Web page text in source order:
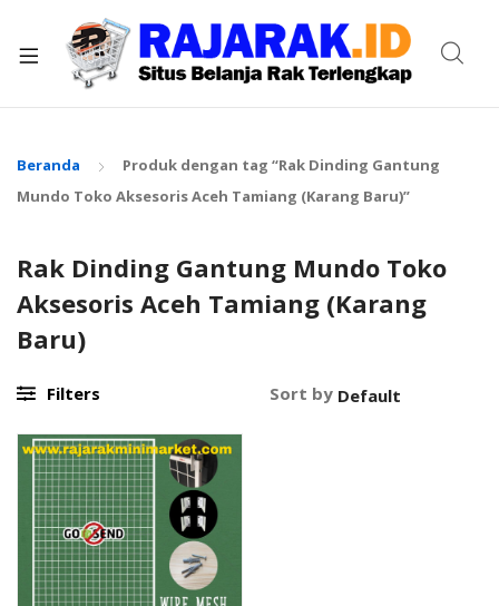
Beranda
Produk dengan tag “Rak Dinding Gantung
Mundo Toko Aksesoris Aceh Tamiang (Karang Baru)”
Rak Dinding Gantung Mundo Toko
Aksesoris Aceh Tamiang (Karang
Baru)
Filters Sort by